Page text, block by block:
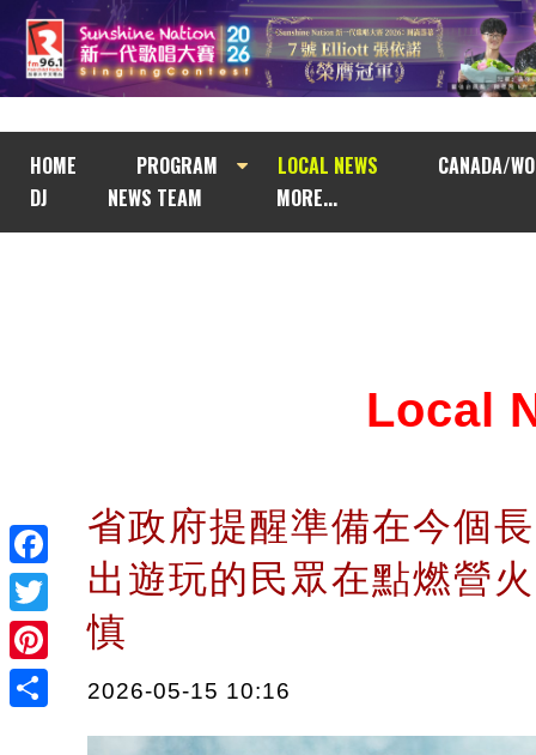
HOME PROGRAM LOCAL NEWS
CANADA/
DJ
NEWS TEAM MORE...
Facebook
Twitter
Pinterest
Local
省政府提醒準備在今個
出遊玩的民眾在點燃營
慎
2026-05-15 10:16